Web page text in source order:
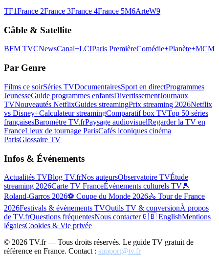
TF1France 2France 3France 4France 5M6ArteW9
Câble & Satellite
BFM TVCNewsCanal+LCIParis PremièreComédie+Planète+MCM
Par Genre
Films ce soirSéries TVDocumentairesSport en directProgrammes
JeunesseGuide programmes enfantsDivertissementJournaux
TVNouveautés NetflixGuides streamingPrix streaming 2026Netflix
vs Disney+Calculateur streamingComparatif box TVTop 50 séries
françaisesBaromètre TV.frPaysage audiovisuelRegarder la TV en
FranceLieux de tournage ParisCafés iconiques cinéma
ParisGlossaire TV
Infos & Événements
Actualités TVBlog TV.frNos auteursObservatoire TVÉtude
streaming 2026Carte TV FranceÉvénements culturels TV🎾
Roland-Garros 2026⚽ Coupe du Monde 2026🚴 Tour de France
2026Festivals & événements TVOutils TV & conversionÀ propos
de TV.frQuestions fréquentesNous contacter🇬🇧 EnglishMentions
légalesCookies & Vie privée
© 2026 TV.fr — Tous droits réservés. Le guide TV gratuit de
référence en France. Contact : support@tv.fr